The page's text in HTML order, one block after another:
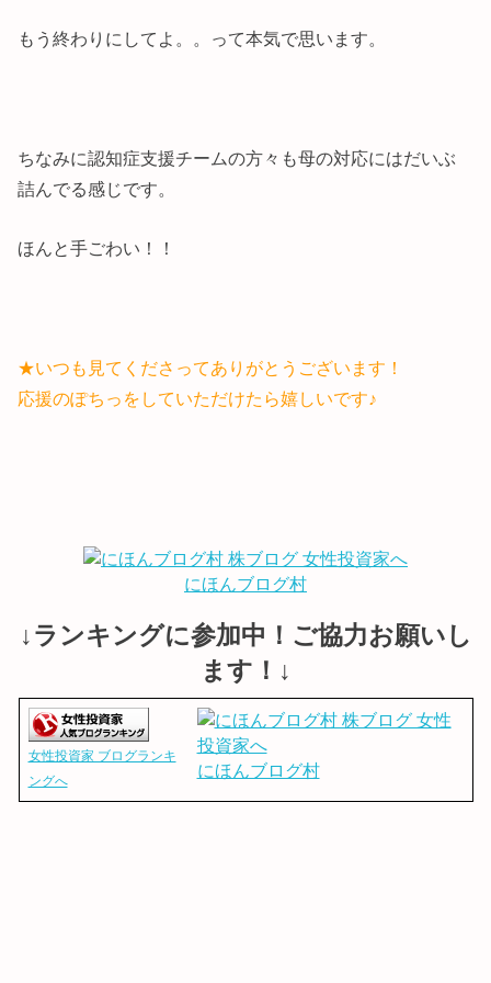
もう終わりにしてよ。。って本気で思います。
ちなみに認知症支援チームの方々も母の対応にはだいぶ
詰んでる感じです。
ほんと手ごわい！！
★いつも見てくださってありがとうございます！
応援のぽちっをしていただけたら嬉しいです♪
にほんブログ村
↓ランキングに参加中！ご協力お願いし
ます！↓
女性投資家 ブログランキ
ングへ
にほんブログ村